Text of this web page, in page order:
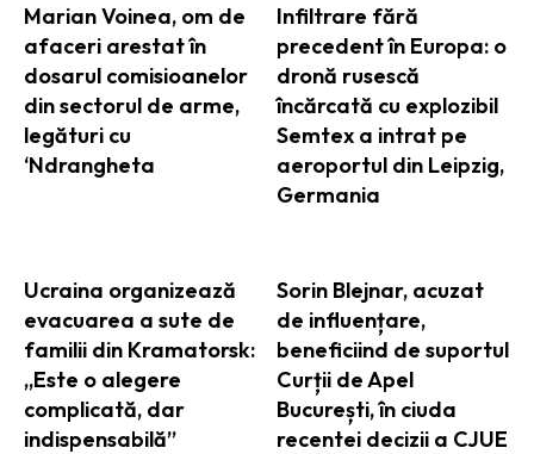
Marian Voinea, om de
afaceri arestat în
dosarul comisioanelor
din sectorul de arme,
legături cu
‘Ndrangheta
Infiltrare fără
precedent în Europa: o
dronă rusescă
încărcată cu explozibil
Semtex a intrat pe
aeroportul din Leipzig,
Germania
Ucraina organizează
evacuarea a sute de
familii din Kramatorsk:
„Este o alegere
complicată, dar
indispensabilă”
Sorin Blejnar, acuzat
de influențare,
beneficiind de suportul
Curții de Apel
București, în ciuda
recentei decizii a CJUE